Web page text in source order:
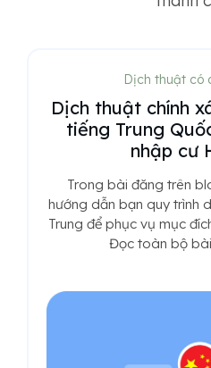
Dịch thuật có
Dịch thuật chính
tiếng Trung
nhập cư
Trong bài đăng trên
hướng dẫn bạn quy trình
Trung để phục vụ mục
Đọc toàn bộ